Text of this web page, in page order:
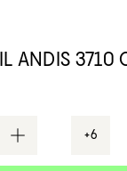
ANDIS 3710
+6